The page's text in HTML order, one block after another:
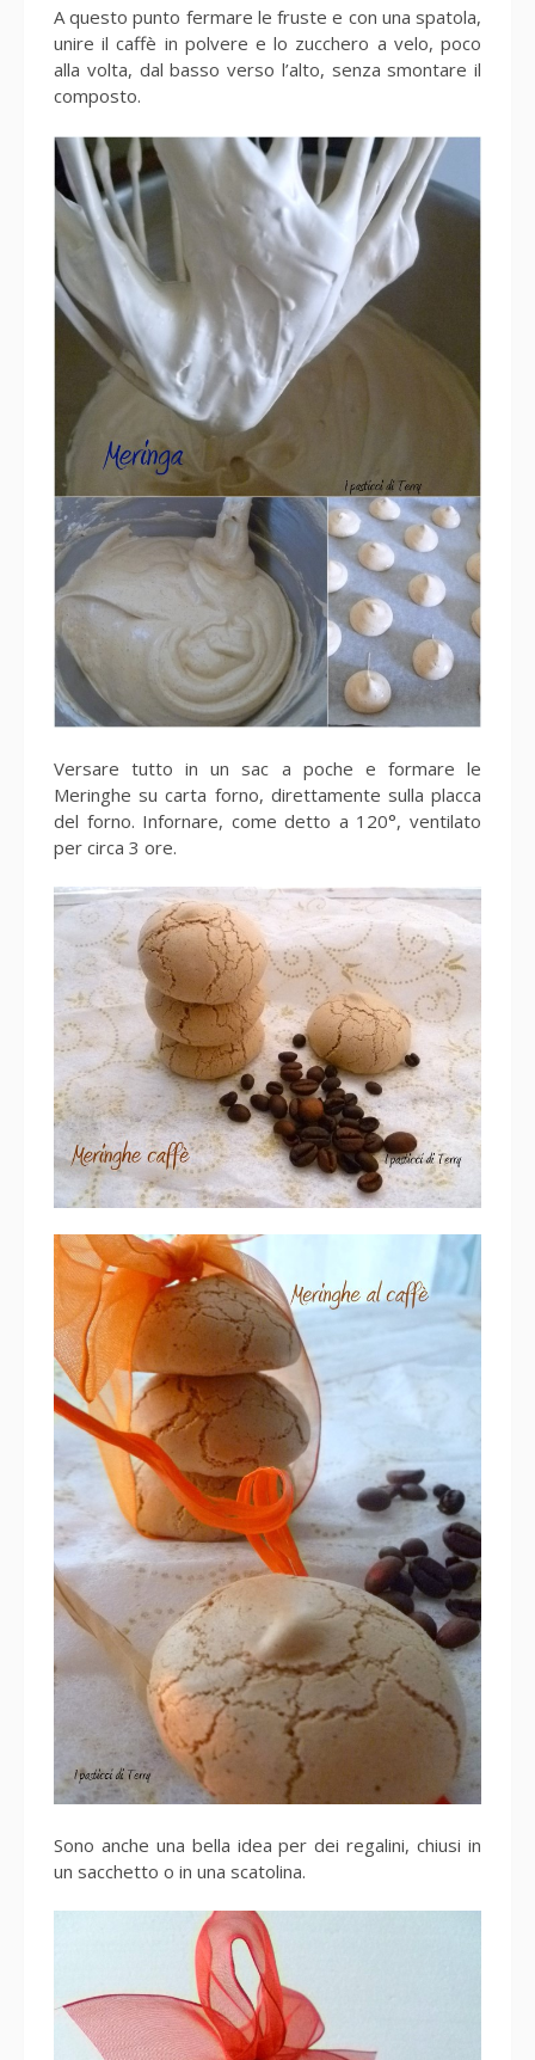
A questo punto fermare le fruste e con una spatola,
unire il caffè in polvere e lo zucchero a velo, poco
alla volta, dal basso verso l’alto, senza smontare il
composto.
Versare tutto in un sac a poche e formare le
Meringhe su carta forno, direttamente sulla placca
del forno. Infornare, come detto a 120°, ventilato
per circa 3 ore.
Sono anche una bella idea per dei regalini, chiusi in
un sacchetto o in una scatolina.